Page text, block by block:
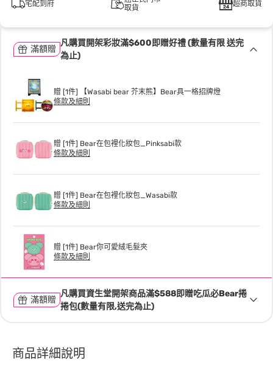
宅配到府
取貨
超商取貨
滿額贈
凡購買開架彩妝滿$600即贈好禮 (數量有限 送完
為止)
贈 [1件] 【Wasabi bear 芥末熊】Bear具一格招牌燈
條款及細則
贈 [1件] Bear在包裡化妝包_Pinksabi款
條款及細則
贈 [1件] Bear在包裡化妝包_Wasabi款
條款及細則
贈 [1件] Bear你可愛絨毛髮夾
條款及細則
滿額贈
凡購買資生堂開架商品滿$588即贈吃瓜必Bear捲
捲包(數量有限,送完為止)
商品詳細說明